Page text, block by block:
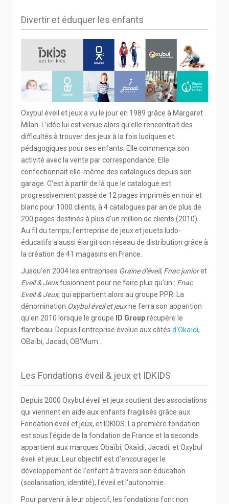
Divertir et éduquer les enfants
Oxybul éveil et jeux a vu le jour en 1989 grâce à Margaret
Milan. L'idée lui est venue alors qu'elle rencontrait des
difficultés à trouver des jeux à la fois ludiques et
pédagogiques pour ses enfants. Elle commença son
activité avec la vente par correspondance. Elle
confectionnait elle-même des catalogues depuis son
garage. C'est à partir de là que le catalogue est
progressivement passé de 12 pages imprimés en noir et
blanc pour 1000 clients, à 4 catalogues par an de plus de
200 pages destinés à plus d'un million de clients (2010).
Au fil du temps, l'entreprise de jeux et jouets ludo-
éducatifs a aussi élargit son réseau de distribution grâce à
la création de 41 magasins en France.
Jusqu'en 2004 les entreprises Graine d'éveil, Fnac junioret
Eveil & Jeuxfusionnent pour ne faire plus qu'un : Fnac
Eveil & Jeux, qui appartient alors au groupe PPR. La
dénomination Oxybul éveil et jeuxne ferra son apparition
qu'en 2010 lorsque le groupe ID Grouprécupère le
flambeau. Depuis l'entreprise évolue aux côtés d'Okaïdi,
OBaïbi, Jacadi, OB'Mum...
Les Fondations éveil & jeux et IDKIDS
Depuis 2000 Oxybul éveil et jeux soutient des associations
qui viennent en aide aux enfants fragilisés grâce aux
Fondation éveil et jeux, et IDKIDS. La première fondation
est sous l'égide de la fondation de France et la seconde
appartient aux marques Obaïbi, Okaïdi, Jacadi, et Oxybul
éveil et jeux. Leur objectif est d'encourager le
développement de l'enfant à travers son éducation
(scolarisation, identité), l'éveil et l'autonomie.
Pour parvenir à leur objectif, les fondations font non